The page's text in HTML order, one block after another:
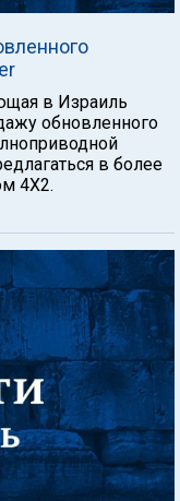
в Израиль
обновленного
в более
4Х2.